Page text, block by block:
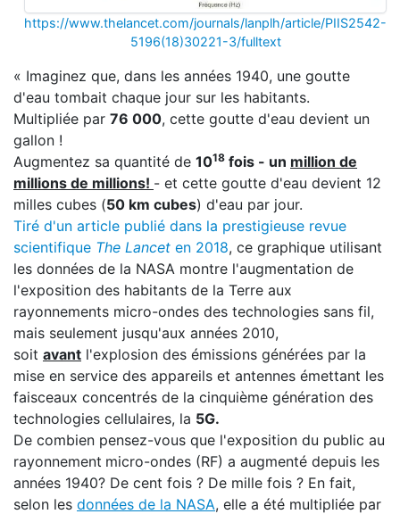
https://www.thelancet.com/journals/lanplh/article/PIIS2542-
5196(18)30221-3/fulltext
« Imaginez que, dans les années 1940, une goutte
d'eau tombait chaque jour sur les habitants.
Multipliée par 76 000, cette goutte d'eau devient un
gallon !
Augmentez sa quantité de 1018 fois - un million de
millions de millions! - et cette goutte d'eau devient 12
milles cubes (50 km cubes) d'eau par jour.
Tiré d'un article publié dans la prestigieuse revue
scientifique The Lancet en 2018, ce graphique utilisant
les données de la NASA montre l'augmentation de
l'exposition des habitants de la Terre aux
rayonnements micro-ondes des technologies sans fil,
mais seulement jusqu'aux années 2010,
soit avant l'explosion des émissions générées par la
mise en service des appareils et antennes émettant les
faisceaux concentrés de la cinquième génération des
technologies cellulaires, la 5G.
De combien pensez-vous que l'exposition du public au
rayonnement micro-ondes (RF) a augmenté depuis les
années 1940? De cent fois ? De mille fois ? En fait,
selon les données de la NASA, elle a été multipliée par